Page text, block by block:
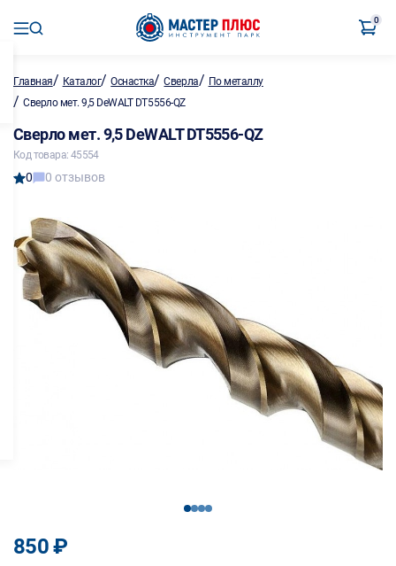
0
Главная/ Каталог/Оснастка/Сверла/ По металлу
/ Сверло мет. 9,5 DeWALT DT5556-QZ
Сверло мет. 9,5 DeWALT DT5556-QZ
Код товара: 45554
0 0 отзывов
1234
850 ₽